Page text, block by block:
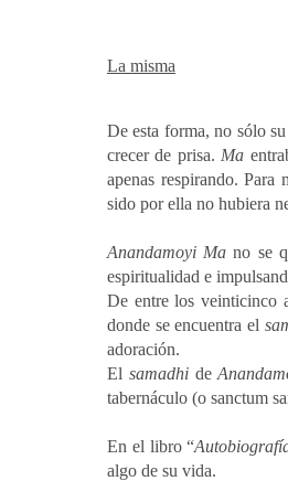
La misma
De esta forma, no sólo
crecer de prisa. Ma
apenas respirando.
sido por ella no hubiera
Anandamoyi Ma no se
espiritualidad e
De entre los veinticinco
donde se encuentra el
adoración.
El samadhide
tabernáculo (o sanctum
En el libro “
algo de su vida.